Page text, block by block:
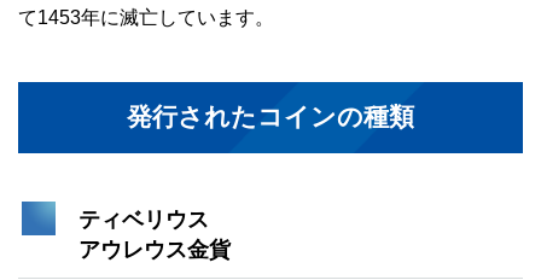
て1453年に滅亡しています。
発行されたコインの種類
ティベリウス
アウレウス金貨